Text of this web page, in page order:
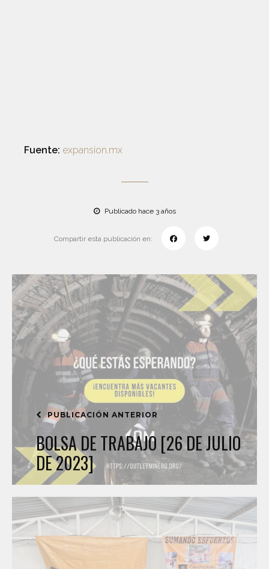
Fuente: expansion.mx
Publicado hace 3 años
Compartir esta publicación en:
PUBLICACIÓN ANTERIOR
BOLSA DE TRABAJO [26 DE JULIO
DE 2023]